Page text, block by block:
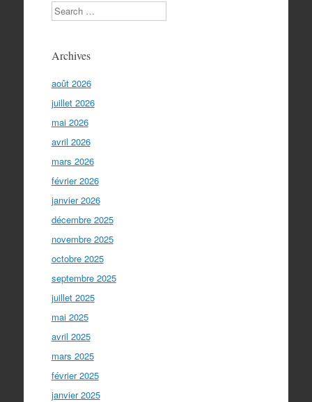
Search
Archives
août 2026
juillet 2026
mai 2026
avril 2026
mars 2026
février 2026
janvier 2026
décembre 2025
novembre 2025
octobre 2025
septembre 2025
juillet 2025
mai 2025
avril 2025
mars 2025
février 2025
janvier 2025